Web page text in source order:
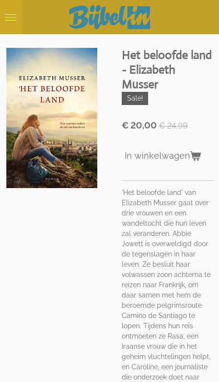
direct
hoofdinhoud
Het beloofde land
- Elizabeth
Musser
Sale!
€ 20,00 € 24,99
In winkelwagen
'Het beloofde land' van
Elizabeth Musser gaat over
drie vrouwen en een
wandeltocht die hun leven
zal veranderen. Abbie
Jowett is overweldigd door
de tegenslagen in haar
leven. Ze besluit haar
volwassen zoon achterna te
reizen naar Frankrijk, om
daar samen met hem de
beroemde pelgrimsroute
Camino de Santiago te
lopen. Tijdens hun reis
ontmoeten ze Rasa, een
Iraanse vrouw die in het
geheim vluchtelingen helpt,
en Caroline, een journaliste
die onderzoek doet naar